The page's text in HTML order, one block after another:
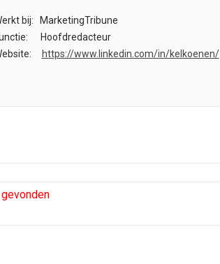
bij:
MarketingTribune
Hoofdredacteur
https://www.linkedin.com/in/kelkoenen/